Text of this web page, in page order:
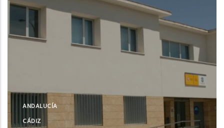
ANDALUCÍA
CÁDIZ